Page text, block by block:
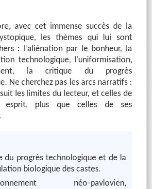
avec cet immense succès de la
les thèmes qui lui sont
: l’aliénation par le bonheur, la
technologique, l'uniformisation,
la critique du progrès
Ne cherchez pas les arcs narratifs :
les limites du lecteur, et celles de
esprit, plus que celles de ses
du progrès technologique et de la
biologique des castes.
néo-pavlovien,